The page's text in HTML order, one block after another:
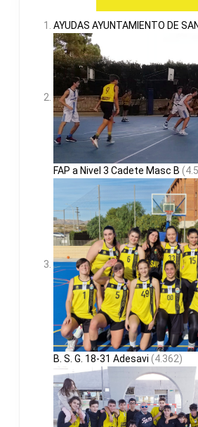
AYUDAS AYUNTAMIENTO DE
FAP a Nivel 3 Cadete Masc B
B. S. G. 18-31 Adesavi (4.362)